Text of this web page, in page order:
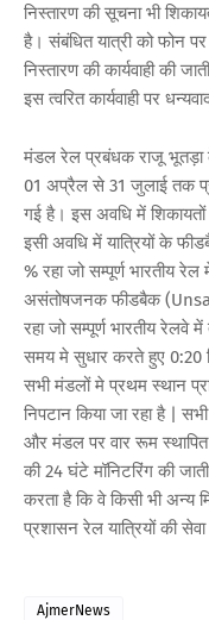
निस्तारण की सूचना भी
है। संबंधित यात्री को फोन
निस्तारण की कार्यवाही की
इस त्वरित कार्यवाही पर
मंडल रेल प्रबंधक राजू भूतड़ा
01 अप्रैल से 31 जुलाई तक
गई है। इस अवधि में
इसी अवधि में यात्रियों के
% रहा जो सम्पूर्ण भारतीय
असंतोषजनक फीडबैक
रहा जो सम्पूर्ण भारतीय रेलवे
समय मे सुधार करते हुए 0:20
सभी मंडलों मे प्रथम स्थान
निपटान किया जा रहा है |
और मंडल पर वार रूम स्थापित
की 24 घंटे मॉनिटरिंग की
करता है कि वे किसी भी अन्य
प्रशासन रेल यात्रियों की
AjmerNews